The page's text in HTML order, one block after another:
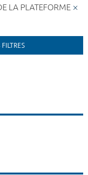
LA PLATEFORME